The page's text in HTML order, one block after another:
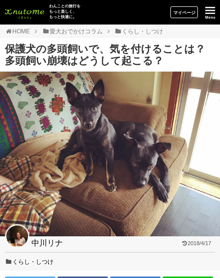
イヌトミィ
わんことの旅行を
もっと楽しく、
もっと快適に。
マイページ
HOME 愛犬おでかけコラム くらし・しつけ
保護犬の多頭飼いで、気を付けることは？
多頭飼い崩壊はどうして起こる？
中川リナ 2018/4/17
くらし・しつけ